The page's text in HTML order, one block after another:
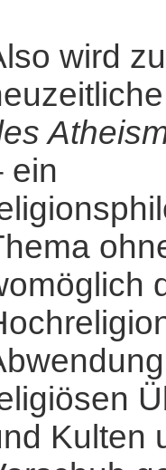
wird
ein
Kulten